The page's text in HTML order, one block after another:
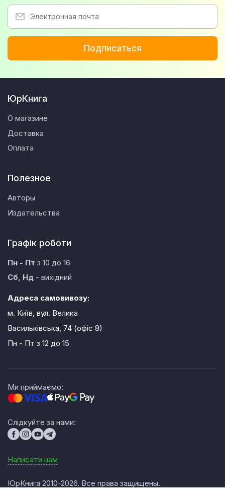
Подписаться
ЮрКнига
О магазине
Доставка
Оплата
Полезное
Авторы
Издательства
Графік роботи
Пн - Пт з 10 до 16
Сб, Нд - вихідний
Адреса самовивозу:
м. Київ, вул. Велика
Васильківська, 74 (офіс 8)
Пн - Пт з 12 до 15
Ми приймаємо:
Слідкуйте за нами:
Написати нам
ЮрКнига 2010-2026. Все права защищены.